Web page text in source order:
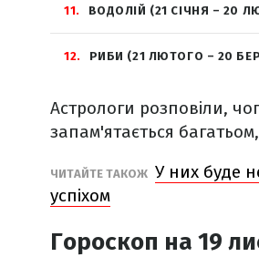
11 ВОДОЛІЙ (21 СІЧНЯ – 20
12 РИБИ (21 ЛЮТОГО – 20
Астрологи розповіли,
запам'ятається
ЧИТАЙТЕ ТАКОЖ У них буде
успіхом
Гороскоп на 19